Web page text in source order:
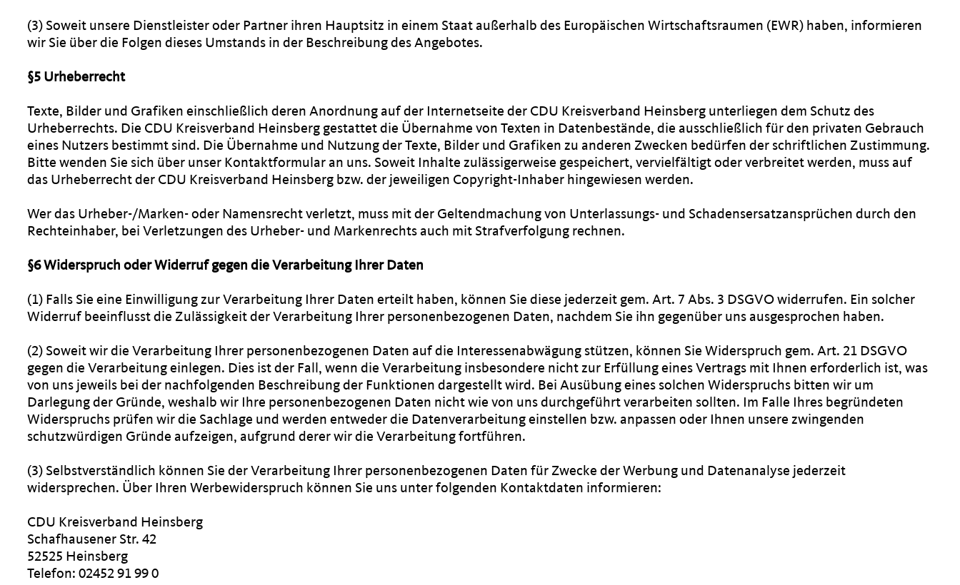
(3) Soweit unsere Dienstleister oder Partner ihren Hauptsitz in einem Staat außerhalb des Europäischen Wirtschaftsraumen (EWR) haben, informieren
wir Sie über die Folgen dieses Umstands in der Beschreibung des Angebotes.
§5 Urheberrecht
Texte, Bilder und Grafiken einschließlich deren Anordnung auf der Internetseite der CDU Kreisverband Heinsberg unterliegen dem Schutz des
Urheberrechts. Die CDU Kreisverband Heinsberg gestattet die Übernahme von Texten in Datenbestände, die ausschließlich für den privaten Gebrauch
eines Nutzers bestimmt sind. Die Übernahme und Nutzung der Texte, Bilder und Grafiken zu anderen Zwecken bedürfen der schriftlichen Zustimmung.
Bitte wenden Sie sich über unser Kontaktformular an uns. Soweit Inhalte zulässigerweise gespeichert, vervielfältigt oder verbreitet werden, muss auf
das Urheberrecht der CDU Kreisverband Heinsberg bzw. der jeweiligen Copyright-Inhaber hingewiesen werden.
Wer das Urheber-/Marken- oder Namensrecht verletzt, muss mit der Geltendmachung von Unterlassungs- und Schadensersatzansprüchen durch den
Rechteinhaber, bei Verletzungen des Urheber- und Markenrechts auch mit Strafverfolgung rechnen.
§6 Widerspruch oder Widerruf gegen die Verarbeitung Ihrer Daten
(1) Falls Sie eine Einwilligung zur Verarbeitung Ihrer Daten erteilt haben, können Sie diese jederzeit gem. Art. 7 Abs. 3 DSGVO widerrufen. Ein solcher
Widerruf beeinflusst die Zulässigkeit der Verarbeitung Ihrer personenbezogenen Daten, nachdem Sie ihn gegenüber uns ausgesprochen haben.
(2) Soweit wir die Verarbeitung Ihrer personenbezogenen Daten auf die Interessenabwägung stützen, können Sie Widerspruch gem. Art. 21 DSGVO
gegen die Verarbeitung einlegen. Dies ist der Fall, wenn die Verarbeitung insbesondere nicht zur Erfüllung eines Vertrags mit Ihnen erforderlich ist, was
von uns jeweils bei der nachfolgenden Beschreibung der Funktionen dargestellt wird. Bei Ausübung eines solchen Widerspruchs bitten wir um
Darlegung der Gründe, weshalb wir Ihre personenbezogenen Daten nicht wie von uns durchgeführt verarbeiten sollten. Im Falle Ihres begründeten
Widerspruchs prüfen wir die Sachlage und werden entweder die Datenverarbeitung einstellen bzw. anpassen oder Ihnen unsere zwingenden
schutzwürdigen Gründe aufzeigen, aufgrund derer wir die Verarbeitung fortführen.
(3) Selbstverständlich können Sie der Verarbeitung Ihrer personenbezogenen Daten für Zwecke der Werbung und Datenanalyse jederzeit
widersprechen. Über Ihren Werbewiderspruch können Sie uns unter folgenden Kontaktdaten informieren:
CDU Kreisverband Heinsberg
Schafhausener Str. 42
52525 Heinsberg
Telefon: 02452 91 99 0